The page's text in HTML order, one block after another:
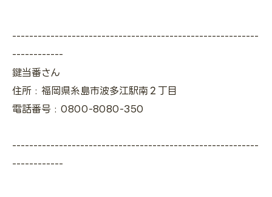
----------------------------------------------------------
------------
鍵当番さん
住所 : 福岡県糸島市波多江駅南２丁目
電話番号 : 0800-8080-350
----------------------------------------------------------
------------